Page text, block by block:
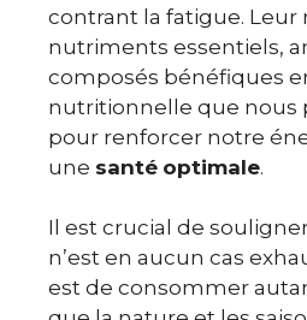
contrant la fatigue. Leur
nutriments essentiels,
composés bénéfiques
nutritionnelle que nous
pour renforcer notre
une santé optimale.
Il est crucial de
n’est en aucun cas
est de consommer